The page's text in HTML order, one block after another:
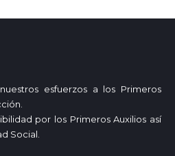
esfuerzos a los Primeros
por los Primeros Auxilios así
Social.